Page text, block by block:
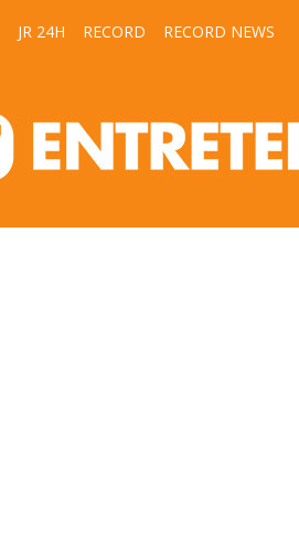
JR 24H RECORD RECORD NEWS